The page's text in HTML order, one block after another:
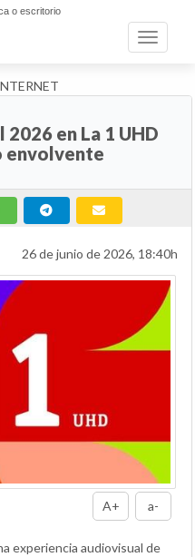
o escritorio
Toggle
en La 1 UHD
envolvente
26 de junio de 2026, 18:40h
A+ a-
experiencia audiovisual de